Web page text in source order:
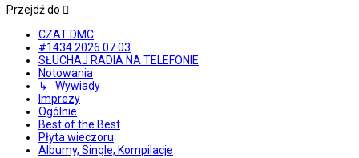
Przejdź do
CZAT DMC
#1434 2026.07.03
SŁUCHAJ RADIA NA TELEFONIE
Notowania
↳ Wywiady
Imprezy
Ogólnie
Best of the Best
Płyta wieczoru
Albumy, Single, Kompilacje